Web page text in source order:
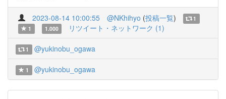
2023-08-14 10:00:55 @NKhihyo (投稿一覧)
1
1
1.000 リツイート・ネットワーク (1)
1 @yukinobu_ogawa
1 @yukinobu_ogawa